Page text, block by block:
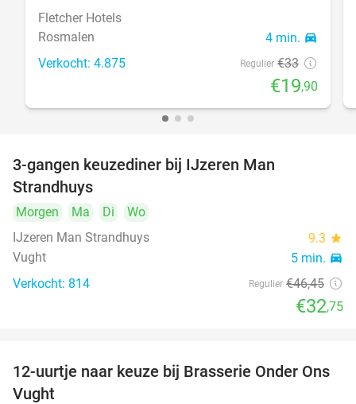
Fletcher Hotels
Rosmalen
4 min. directions_car
Verkocht: 4.875 Regulier €33
€19,90
3-gangen keuzediner bij IJzeren Man
Strandhuys
Morgen Ma Di
Wo
IJzeren Man Strandhuys
9.3 star
Vught 5 min. directions_car
Verkocht: 814 Regulier €46,45
€32,75
31%
12-uurtje naar keuze bij Brasserie Onder Ons
Vught